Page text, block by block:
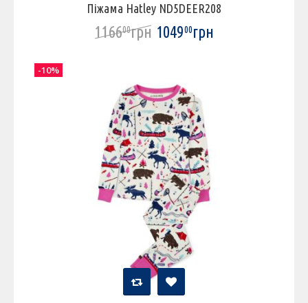
Піжама Hatley ND5DEER208
116600грн 104900грн
-10%